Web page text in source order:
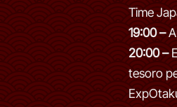
Time
19:00 –
20:00 –
tesoro